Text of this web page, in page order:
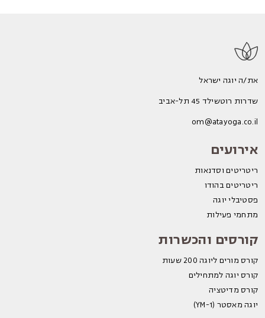
את/ה יוגה ישראל
שדרות רוטשילד 45 תל-אביב
om@atayoga.co.il
אירועים
ריטריטים וסדנאות
ריטריטים בהודו
פסטיבלי יוגה
מתחמי פעילות
קורסים והכשרות
קורס מורים ליוגה 200 שעות
קורס יוגה למתחילים
קורס מדיטציה
יוגה מאסטר (YM-1)